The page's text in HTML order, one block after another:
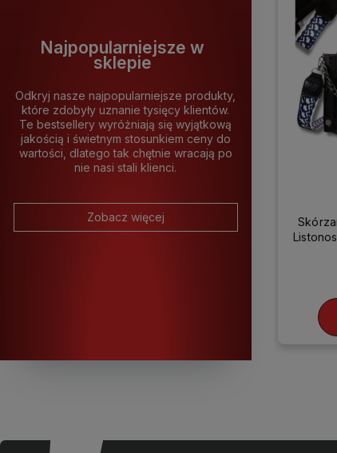
Najpopularniejsze w
sklepie
Odkryj nasze najpopularniejsze produkty,
które zdobyły uznanie tysięcy klientów.
Te bestsellery wyróżniają się wyjątkową
jakością i świetnym stosunkiem ceny do
wartości, dlatego tak chętnie wracają po
nie nasi stali klienci.
Zobacz więcej